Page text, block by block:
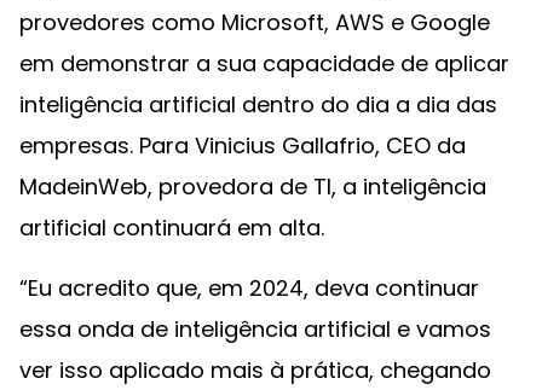
provedores como Microsoft, AWS e Google
em demonstrar a sua capacidade de aplicar
inteligência artificial dentro do dia a dia das
empresas. Para Vinicius Gallafrio, CEO da
MadeinWeb, provedora de TI, a inteligência
artificial continuará em alta.
“Eu acredito que, em 2024, deva continuar
essa onda de inteligência artificial e vamos
ver isso aplicado mais à prática, chegando